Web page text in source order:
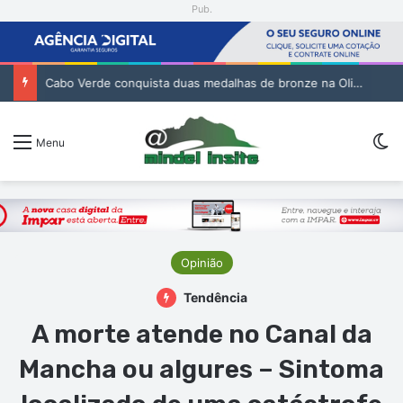
Pub.
Cabo Verde conquista duas medalhas de bronze na Olimpíada Internacional de Inteligência Artificial
Menu
Opinião
Tendência
A morte atende no Canal da
Mancha ou algures – Sintoma